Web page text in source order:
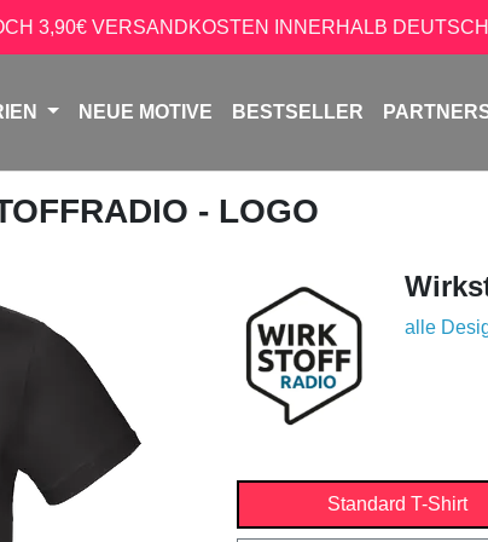
3,90€ VERSANDKOSTEN INNERHALB
NEUE MOTIVE BESTSELLER
- LOGO
alle
Standard T-Shirt